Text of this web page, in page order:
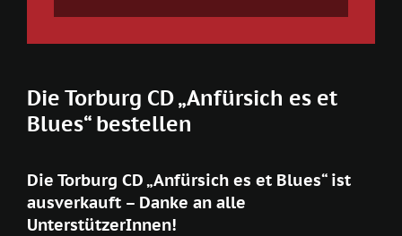
Die Torburg CD „Anfürsich es et
Blues“ bestellen
Die Torburg CD „Anfürsich es et Blues“ ist
ausverkauft – Danke an alle
UnterstützerInnen!